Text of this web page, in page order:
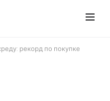
рекорд по покупке